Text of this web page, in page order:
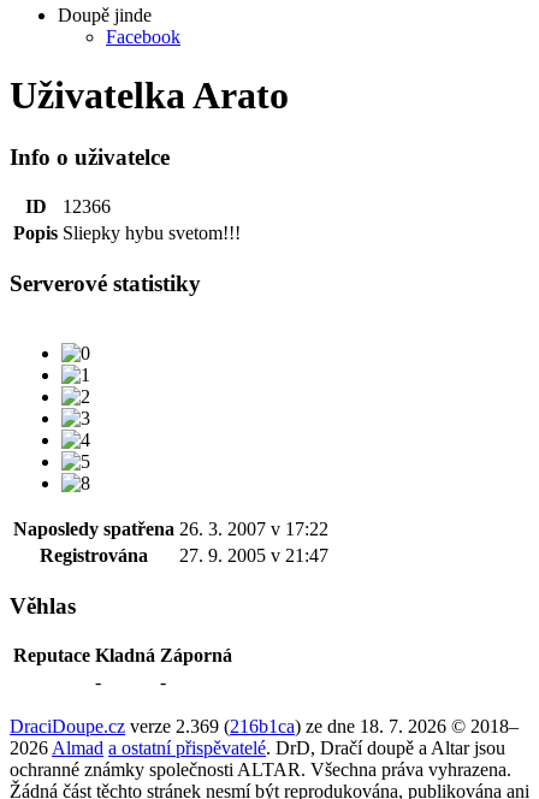
Doupě jinde
Facebook
Uživatelka Arato
Info o uživatelce
ID
12366
Popis Sliepky hybu svetom!!!
Serverové statistiky
Naposledy spatřena 26. 3. 2007 v 17:22
Registrována
27. 9. 2005 v 21:47
Věhlas
Reputace Kladná Záporná
-
-
DraciDoupe.cz verze 2.369 (216b1ca) ze dne 18. 7. 2026 © 2018–
2026 Almad a ostatní přispěvatelé. DrD, Dračí doupě a Altar jsou
ochranné známky společnosti ALTAR. Všechna práva vyhrazena.
Žádná část těchto stránek nesmí být reprodukována, publikována ani